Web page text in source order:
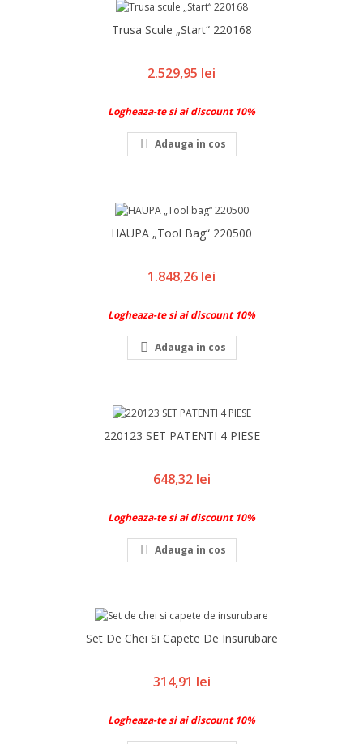
Trusa Scule „Start“ 220168
Pret
2.529,95 lei
Logheaza-te si ai discount 10%
 Adauga in cos
HAUPA „Tool Bag“ 220500
Pret
1.848,26 lei
Logheaza-te si ai discount 10%
 Adauga in cos
220123 SET PATENTI 4 PIESE
Pret
648,32 lei
Logheaza-te si ai discount 10%
 Adauga in cos
Set De Chei Si Capete De Insurubare
Pret
314,91 lei
Logheaza-te si ai discount 10%